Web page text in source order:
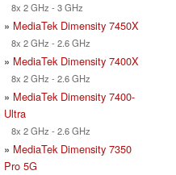
8x 2 GHz - 3 GHz
» MediaTek Dimensity 7450X
8x 2 GHz - 2.6 GHz
» MediaTek Dimensity 7400X
8x 2 GHz - 2.6 GHz
» MediaTek Dimensity 7400-
Ultra
8x 2 GHz - 2.6 GHz
» MediaTek Dimensity 7350
Pro 5G